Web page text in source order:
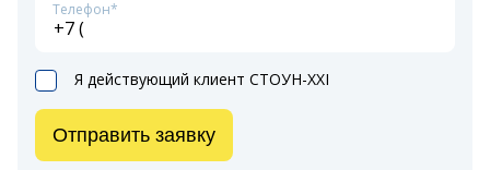
Телефон*
Я действующий клиент СТОУН-XXI
Отправить заявку